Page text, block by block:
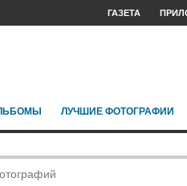
ГАЗЕТА
ЛУЧШИЕ ФОТОГРАФИИ